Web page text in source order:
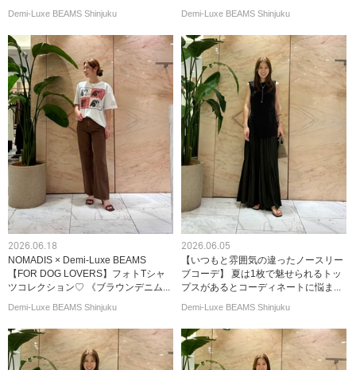
Demi-Luxe BEAMS Shinjuku Demi-Luxe BEAMS Shinjuku
2026.06.18
NOMADIS × Demi-Luxe BEAMS
【FOR DOG LOVERS】フォトTシャ
ツコレクション♡ 《ブラウンデニム...
Demi-Luxe BEAMS Shinjuku
2026.06.05
【いつもと雰囲気の違ったノースリー
ブコーデ】 夏は1枚で魅せられるトッ
プスがあるとコーディネートに悩ま...
Demi-Luxe BEAMS Shinjuku